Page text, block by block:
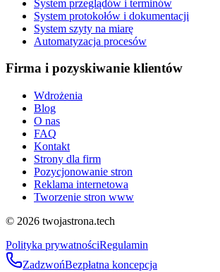
System przeglądów i terminów
System protokołów i dokumentacji
System szyty na miarę
Automatyzacja procesów
Firma i pozyskiwanie klientów
Wdrożenia
Blog
O nas
FAQ
Kontakt
Strony dla firm
Pozycjonowanie stron
Reklama internetowa
Tworzenie stron www
© 2026 twojastrona.tech
Polityka prywatnościRegulamin
ZadzwońBezpłatna koncepcja